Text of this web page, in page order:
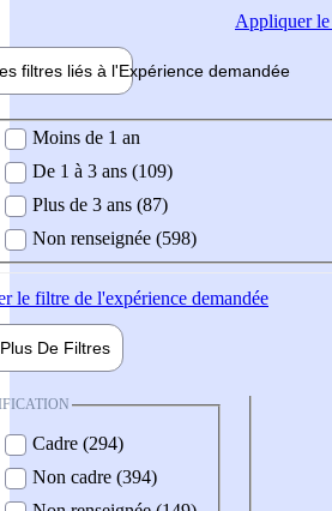
Appliquerle
filtres liés à l'Expérience demandée
demandée
Moins de 1 an
De 1 à 3 ans (109)
Plus de 3 ans (87)
Non renseignée (598)
le filtre de l'expérience demandée
Plus De Filtres
Cadre (294)
Non cadre (394)